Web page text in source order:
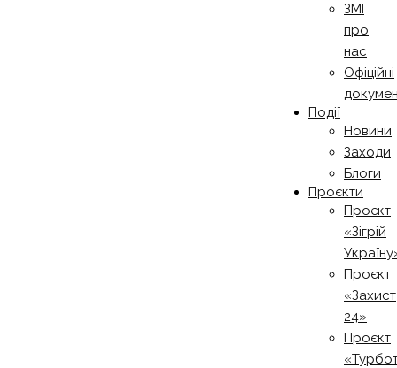
ЗМІ
про
нас
Офіційні
Події
Новини
Заходи
Блоги
Проєкти
Проєкт
«Зігрій
Проєкт
«Захист
24»
Проєкт